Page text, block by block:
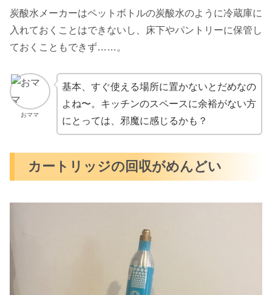
炭酸水メーカーはペットボトルの炭酸水のように冷蔵庫に
入れておくことはできないし、床下やパントリーに保管し
ておくこともできず……。
おママ
基本、すぐ使える場所に置かないとだめなの
よね〜。キッチンのスペースに余裕がない方
にとっては、邪魔に感じるかも？
カートリッジの回収がめんどい